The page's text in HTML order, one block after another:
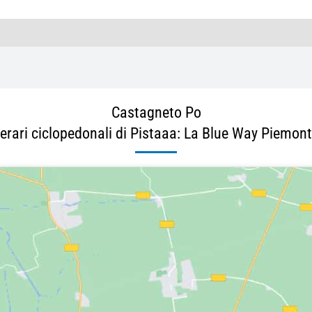
Castagneto Po
ciclopedonali di Pistaaa: La Blue Way